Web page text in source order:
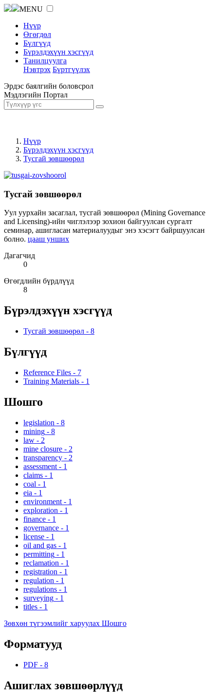
MENU
Нүүр
Өгөгдөл
Бүлгүүд
Бүрэлдэхүүн хэсгүүд
Танилцуулга
Нэвтрэх Бүртгүүлэх
Эрдэс баялгийн боловсрол
Мэдлэгийн Портал
Нүүр
Бүрэлдэхүүн хэсгүүд
Тусгай зөвшөөрөл
Тусгай зөвшөөрөл
Уул уурхайн засаглал, тусгай зөвшөөрөл (Mining Governance
and Licensing)-ийн чиглэлээр зохион байгуулсан сургалт
семинар, ашигласан материалуудыг энэ хэсэгт байршуулсан
болно. цааш унших
Дагагчид
0
Өгөгдлийн бүрдлүүд
8
Бүрэлдэхүүн хэсгүүд
Тусгай зөвшөөрөл - 8
Бүлгүүд
Reference Files - 7
Training Materials - 1
Шошго
legislation - 8
mining - 8
law - 2
mine closure - 2
transparency - 2
assessment - 1
claims - 1
coal - 1
eia - 1
environment - 1
exploration - 1
finance - 1
governance - 1
license - 1
oil and gas - 1
permitting - 1
reclamation - 1
registration - 1
regulation - 1
regulations - 1
surveying - 1
titles - 1
Зөвхөн түгээмлийг харуулах Шошго
Форматууд
PDF - 8
Ашиглах зөвшөөрлүүд